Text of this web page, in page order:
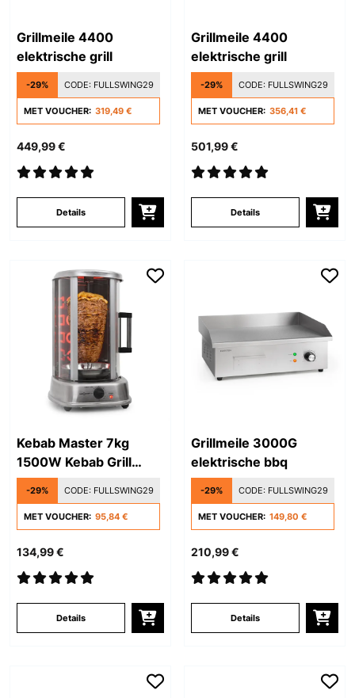
Grillmeile 4400
elektrische grill
-29% CODE: FULLSWING29
MET VOUCHER: 319,49 €
449,99 €
Details
Grillmeile 4400
elektrische grill
-29% CODE: FULLSWING29
MET VOUCHER: 356,41 €
501,99 €
Details
Kebab Master 7kg
1500W Kebab Grill
Zilver
-29% CODE: FULLSWING29
MET VOUCHER: 95,84 €
134,99 €
Details
Grillmeile 3000G
elektrische bbq
-29% CODE: FULLSWING29
MET VOUCHER: 149,80 €
210,99 €
Details